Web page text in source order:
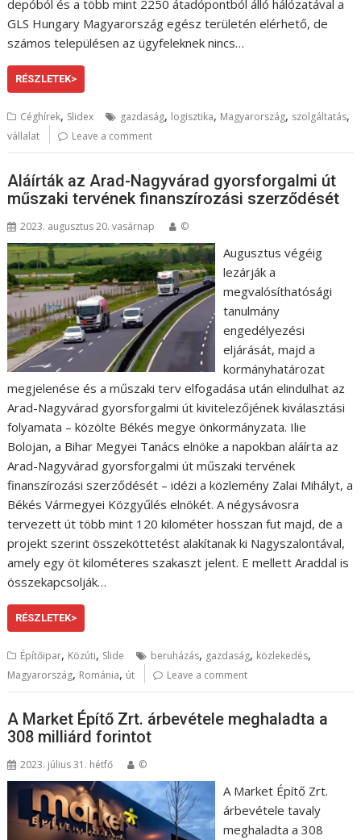
depóból és a több mint 2250 átadópontból álló hálózatával a
GLS Hungary Magyarország egész területén elérhető, de
számos településen az ügyfeleknek nincs…
RÉSZLETEK>
Céghírek, Slidex gazdaság, logisztika, Magyarország, szolgáltatás,
vállalat Leave a comment
Aláírták az Arad-Nagyvárad gyorsforgalmi út
műszaki tervének finanszírozási szerződését
2023. augusztus 20. vasárnap ©
Augusztus végéig
lezárják a
megvalósíthatósági
tanulmány
engedélyezési
eljárását, majd a
kormányhatározat
megjelenése és a műszaki terv elfogadása után elindulhat az
Arad-Nagyvárad gyorsforgalmi út kivitelezőjének kiválasztási
folyamata – közölte Békés megye önkormányzata. Ilie
Bolojan, a Bihar Megyei Tanács elnöke a napokban aláírta az
Arad-Nagyvárad gyorsforgalmi út műszaki tervének
finanszírozási szerződését – idézi a közlemény Zalai Mihályt, a
Békés Vármegyei Közgyűlés elnökét. A négysávosra
tervezett út több mint 120 kilométer hosszan fut majd, de a
projekt szerint összeköttetést alakítanak ki Nagyszalontával,
amely egy öt kilométeres szakaszt jelent. E mellett Araddal is
összekapcsolják…
RÉSZLETEK>
Építőipar, Közúti, Slide beruházás, gazdaság, közlekedés,
Magyarország, Románia, út Leave a comment
A Market Építő Zrt. árbevétele meghaladta a
308 milliárd forintot
2023. július 31. hétfő ©
A Market Építő Zrt.
árbevétele tavaly
meghaladta a 308